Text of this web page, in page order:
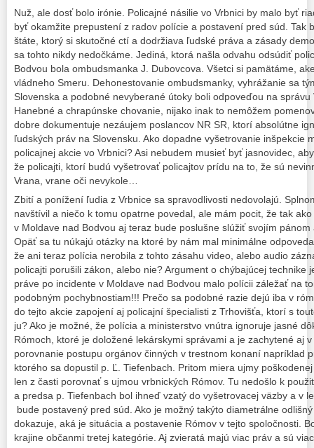
Nuž, ale dosť bolo irónie. Policajné násilie vo Vrbnici by malo byť
byť okamžite prepustení z radov polície a postavení pred súd. Tak
štáte, ktorý si skutočné ctí a dodržiava ľudské práva a zásady
sa tohto nikdy nedočkáme. Jediná, ktorá našla odvahu odsúdiť
Bodvou bola ombudsmanka J. Dubovcova. Všetci si pamätáme,
vládneho Smeru. Dehonestovanie ombudsmanky, vyhrážanie sa
Slovenska a podobné nevyberané útoky boli odpoveďou na
Hanebné a chrapúnske chovanie, nijako inak to nemôžem
dobre dokumentuje nezáujem poslancov NR SR, ktorí absolútne
ľudských práv na Slovensku. Ako dopadne vyšetrovanie inšpekcie
policajnej akcie vo Vrbnici? Asi nebudem musieť byť jasnovidec,
že policajti, ktorí budú vyšetrovať policajtov prídu na to, že sú
Vrana, vrane oči nevykole…
Zbití a ponížení ľudia z Vrbnice sa spravodlivosti nedovolajú.
navštívil a niečo k tomu opatrne povedal, ale mám pocit, že tak
v Moldave nad Bodvou aj teraz bude poslušne slúžiť svojím
Opäť sa tu núkajú otázky na ktoré by nám mal minimálne
že ani teraz polícia nerobila z tohto zásahu video, alebo audio
policajti porušili zákon, alebo nie? Argument o chýbajúcej technike
práve po incidente v Moldave nad Bodvou malo polícii záležať na
podobným pochybnostiam!!! Prečo sa podobné razie dejú iba v
do tejto akcie zapojení aj policajní špecialisti z Trhovišťa, ktorí s
ju? Ako je možné, že polícia a ministerstvo vnútra ignoruje jasné
Rómoch, ktoré je doložené lekárskymi správami a je zachytené aj
porovnanie postupu orgánov činných v trestnom konaní napríklad
ktorého sa dopustil p. Ľ. Tiefenbach. Pritom miera ujmy
len z časti porovnať s ujmou vrbnických Rómov. Tu nedošlo k
a predsa p. Tiefenbach bol ihneď vzatý do vyšetrovacej väzby a v
bude postavený pred súd. Ako je možný takýto diametrálne
dokazuje, aká je situácia a postavenie Rómov v tejto spoločnosti.
krajine občanmi tretej kategórie. Aj zvieratá majú viac práv a sú